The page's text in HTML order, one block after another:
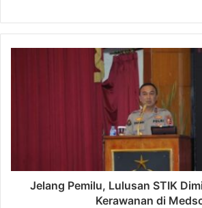
Jelang Pemilu, Lulusan STIK
Kerawanan di